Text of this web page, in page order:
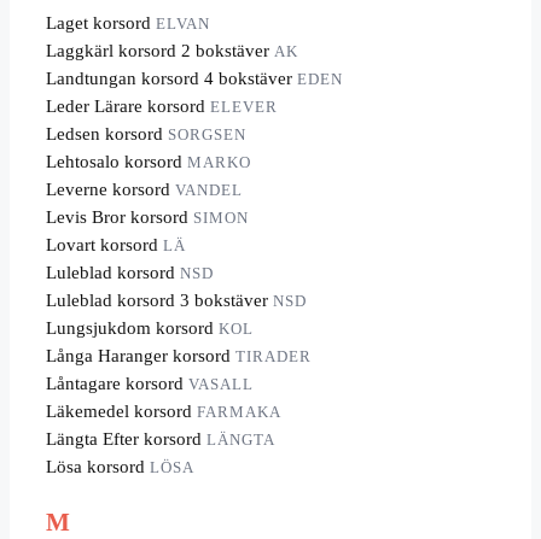
Laget korsord ELVAN
Laggkärl korsord 2 bokstäver AK
Landtungan korsord 4 bokstäver EDEN
Leder Lärare korsord ELEVER
Ledsen korsord SORGSEN
Lehtosalo korsord MARKO
Leverne korsord VANDEL
Levis Bror korsord SIMON
Lovart korsord LÄ
Luleblad korsord NSD
Luleblad korsord 3 bokstäver NSD
Lungsjukdom korsord KOL
Långa Haranger korsord TIRADER
Låntagare korsord VASALL
Läkemedel korsord FARMAKA
Längta Efter korsord LÄNGTA
Lösa korsord LÖSA
M